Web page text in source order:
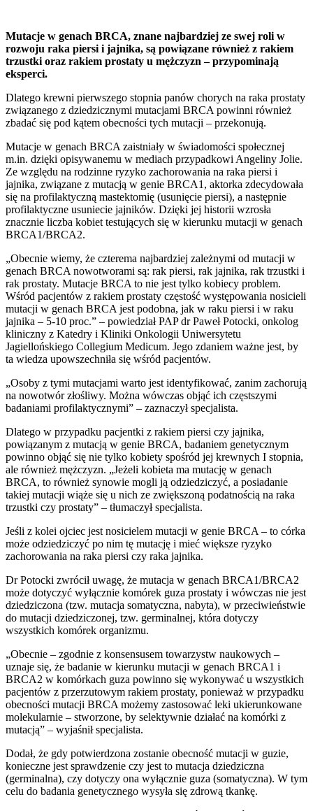
Mutacje w genach BRCA, znane najbardziej ze swej roli w
rozwoju raka piersi i jajnika, są powiązane również z rakiem
trzustki oraz rakiem prostaty u mężczyzn – przypominają
eksperci.
Dlatego krewni pierwszego stopnia panów chorych na raka prostaty
związanego z dziedzicznymi mutacjami BRCA powinni również
zbadać się pod kątem obecności tych mutacji – przekonują.
Mutacje w genach BRCA zaistniały w świadomości społecznej
m.in. dzięki opisywanemu w mediach przypadkowi Angeliny Jolie.
Ze względu na rodzinne ryzyko zachorowania na raka piersi i
jajnika, związane z mutacją w genie BRCA1, aktorka zdecydowała
się na profilaktyczną mastektomię (usunięcie piersi), a następnie
profilaktyczne usuniecie jajników. Dzięki jej historii wzrosła
znacznie liczba kobiet testujących się w kierunku mutacji w genach
BRCA1/BRCA2.
„Obecnie wiemy, że czterema najbardziej zależnymi od mutacji w
genach BRCA nowotworami są: rak piersi, rak jajnika, rak trzustki i
rak prostaty. Mutacje BRCA to nie jest tylko kobiecy problem.
Wśród pacjentów z rakiem prostaty częstość występowania nosicieli
mutacji w genach BRCA jest podobna, jak w raku piersi i w raku
jajnika – 5-10 proc.” – powiedział PAP dr Paweł Potocki, onkolog
kliniczny z Katedry i Kliniki Onkologii Uniwersytetu
Jagiellońskiego Collegium Medicum. Jego zdaniem ważne jest, by
ta wiedza upowszechniła się wśród pacjentów.
„Osoby z tymi mutacjami warto jest identyfikować, zanim zachorują
na nowotwór złośliwy. Można wówczas objąć ich częstszymi
badaniami profilaktycznymi” – zaznaczył specjalista.
Dlatego w przypadku pacjentki z rakiem piersi czy jajnika,
powiązanym z mutacją w genie BRCA, badaniem genetycznym
powinno objąć się nie tylko kobiety spośród jej krewnych I stopnia,
ale również mężczyzn. „Jeżeli kobieta ma mutację w genach
BRCA, to również synowie mogli ją odziedziczyć, a posiadanie
takiej mutacji wiąże się u nich ze zwiększoną podatnością na raka
trzustki czy prostaty” – tłumaczył specjalista.
Jeśli z kolei ojciec jest nosicielem mutacji w genie BRCA – to córka
może odziedziczyć po nim tę mutację i mieć większe ryzyko
zachorowania na raka piersi czy raka jajnika.
Dr Potocki zwrócił uwagę, że mutacja w genach BRCA1/BRCA2
może dotyczyć wyłącznie komórek guza prostaty i wówczas nie jest
dziedziczona (tzw. mutacja somatyczna, nabyta), w przeciwieństwie
do mutacji dziedziczonej, tzw. germinalnej, która dotyczy
wszystkich komórek organizmu.
„Obecnie – zgodnie z konsensusem towarzystw naukowych –
uznaje się, że badanie w kierunku mutacji w genach BRCA1 i
BRCA2 w komórkach guza powinno się wykonywać u wszystkich
pacjentów z przerzutowym rakiem prostaty, ponieważ w przypadku
obecności mutacji BRCA możemy zastosować leki ukierunkowane
molekularnie – stworzone, by selektywnie działać na komórki z
mutacją” – wyjaśnił specjalista.
Dodał, że gdy potwierdzona zostanie obecność mutacji w guzie,
konieczne jest sprawdzenie czy jest to mutacja dziedziczna
(germinalna), czy dotyczy ona wyłącznie guza (somatyczna). W tym
celu do badania genetycznego wysyła się zdrową tkankę.